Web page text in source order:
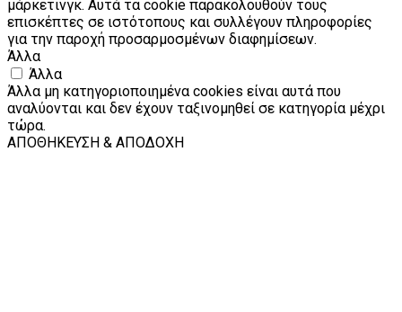
μάρκετινγκ. Αυτά τα cookie παρακολουθούν τους
επισκέπτες σε ιστότοπους και συλλέγουν πληροφορίες
για την παροχή προσαρμοσμένων διαφημίσεων.
Άλλα
Άλλα
Άλλα μη κατηγοριοποιημένα cookies είναι αυτά που
αναλύονται και δεν έχουν ταξινομηθεί σε κατηγορία μέχρι
τώρα.
ΑΠΟΘΗΚΕΥΣΗ & ΑΠΟΔΟΧΗ